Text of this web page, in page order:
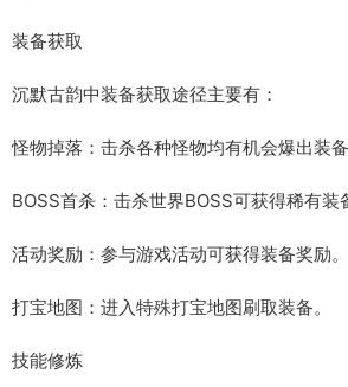
装备获取
沉默古韵中装备获取途径主要有：
怪物掉落：击杀各种怪物均有机会爆出装备
BOSS首杀：击杀世界BOSS可获得稀有装
活动奖励：参与游戏活动可获得装备奖励。
打宝地图：进入特殊打宝地图刷取装备。
技能修炼